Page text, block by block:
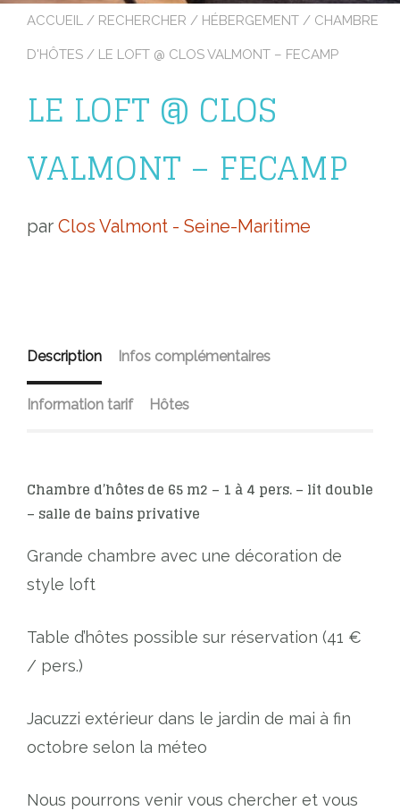
ACCUEIL / RECHERCHER / HÉBERGEMENT / CHAMBRE
D'HÔTES / LE LOFT @ CLOS VALMONT – FECAMP
LE LOFT @ CLOS
VALMONT – FECAMP
par Clos Valmont - Seine-Maritime
Description Infos complémentaires
Information tarif Hôtes
Chambre d’hôtes de 65 m2 – 1 à 4 pers. – lit double
– salle de bains privative
Grande chambre avec une décoration de
style loft
Table d’hôtes possible sur réservation (41 €
/ pers.)
Jacuzzi extérieur dans le jardin de mai à fin
octobre selon la méteo
Nous pourrons venir vous chercher et vous